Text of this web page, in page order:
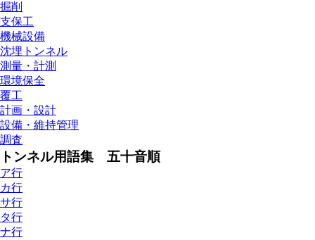
掘削
支保工
機械設備
沈埋トンネル
測量・計測
環境保全
覆工
計画・設計
設備・維持管理
調査
トンネル用語集 五十音順
ア行
カ行
サ行
タ行
ナ行